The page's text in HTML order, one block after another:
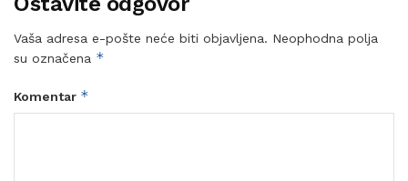
Vaša adresa e-pošte neće biti objavljena. Neophodna polja
su označena *
Komentar *